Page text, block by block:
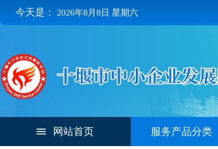
今天是： 2026年8月8日 星期六
网站首页 服务产品分类